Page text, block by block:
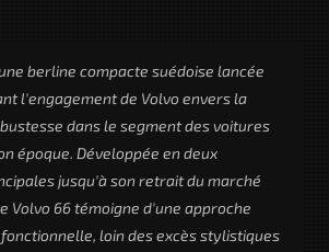
berline compacte suédoise lancée
l'engagement de Volvo envers la
dans le segment des voitures
époque. Développée en deux
jusqu'à son retrait du marché
Volvo 66 témoigne d'une approche
loin des excès stylistiques